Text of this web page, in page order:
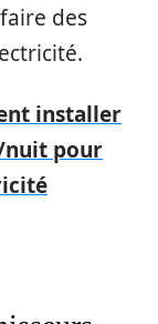
des
installer
nuit pour